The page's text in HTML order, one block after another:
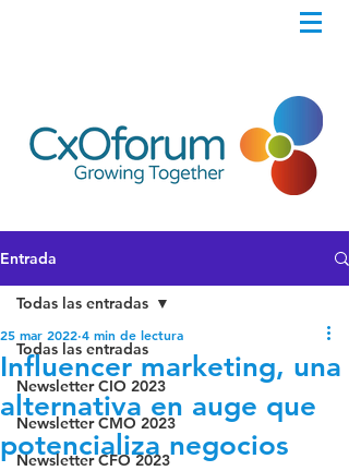
Entrada
Todas las entradas
Newsletter CIO 2023
Newsletter CMO 2023
Newsletter CFO 2023
Todas las entradas
Influencer marketing, una
alternativa en auge que
potencializa negocios
25 mar 2022 4 min de lectura